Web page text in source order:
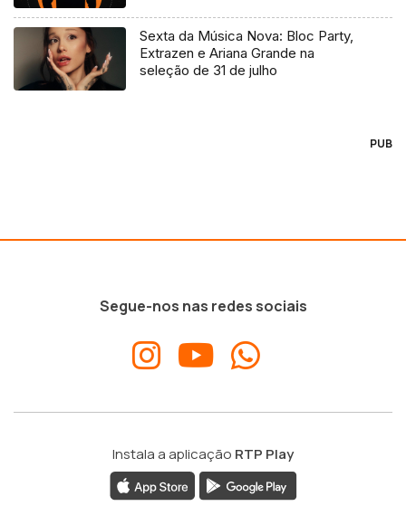
Sexta da Música Nova: Bloc Party,
Extrazen e Ariana Grande na
seleção de 31 de julho
PUB
Segue-nos nas redes sociais
Instala a aplicação RTP Play